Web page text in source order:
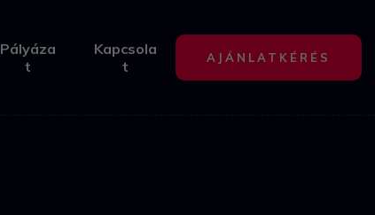
Pályáza
t
Kapcsola
t
AJÁNLATKÉRÉS